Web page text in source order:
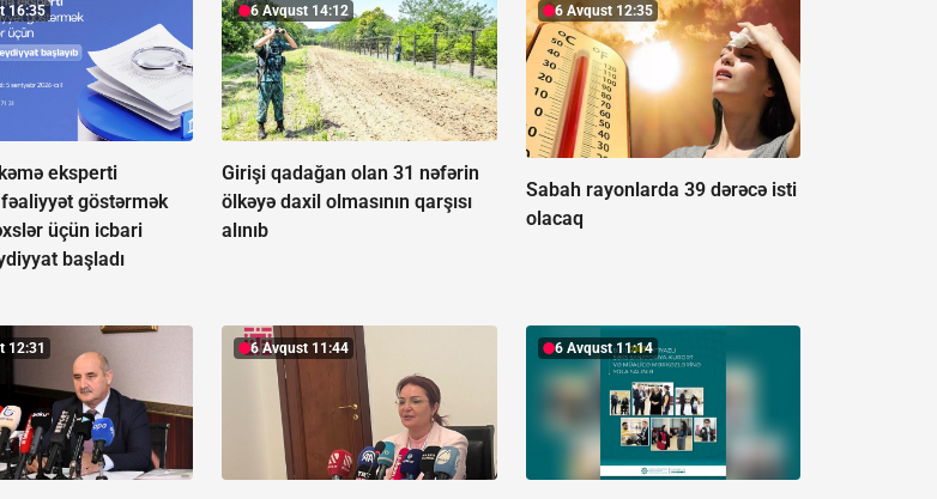
16:35
eksperti
göstərmək
üçün icbari
başladı
6 Avqust 14:12
Girişi qadağan olan 31 nəfərin
ölkəyə daxil olmasının qarşısı
alınıb
6 Avqust 12:35
Sabah rayonlarda 39 dərəcə isti
olacaq
12:31 6 Avqust 11:44 6 Avqust 11:14